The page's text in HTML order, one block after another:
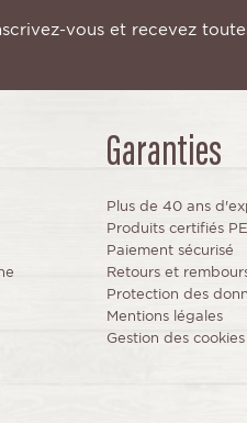
vous et recevez
Garanties
Plus de 40 ans
Produits certifiés
Paiement sécurisé
Retours et
Protection des
Mentions légales
Gestion des cookies